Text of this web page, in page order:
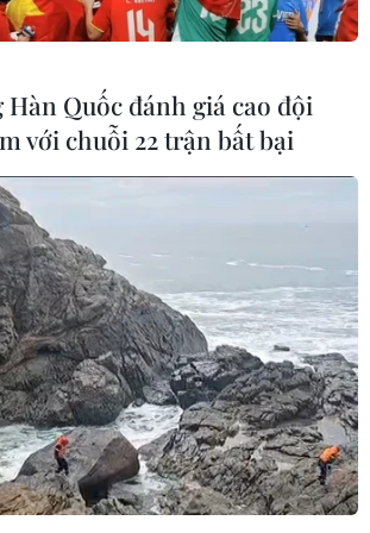
gia ADB Việt Nam: Ba
trưởng của Việt Nam năm
Chakraborty Giám đốc Quốc gia
Nam cần tiếp tục đẩy mạnh giải
vì đây là một trong những biện
khóa cần được ưu tiên.
Quốc đánh giá cao đội
với chuỗi 22 trận bất bại